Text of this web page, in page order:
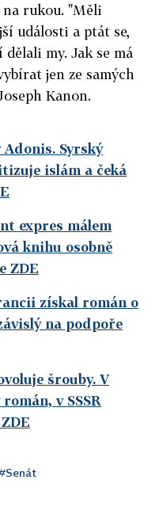
rukou. "Měli
události a ptát se,
my. Jak se má
jen ze samých
Kanon.
Syrský
islám a čeká
expres málem
knihu osobně
ZDE
získal román o
na podpoře
šrouby. V
v SSSR